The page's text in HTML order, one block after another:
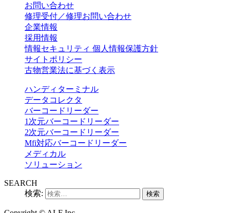
お問い合わせ
修理受付／修理お問い合わせ
企業情報
採用情報
情報セキュリティ 個人情報保護方針
サイトポリシー
古物営業法に基づく表示
ハンディターミナル
データコレクタ
バーコードリーダー
1次元バーコードリーダー
2次元バーコードリーダー
Mfi対応バーコードリーダー
メディカル
ソリューション
SEARCH
検索: